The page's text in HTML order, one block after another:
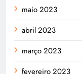
maio 2023
abril 2023
março 2023
fevereiro 2023